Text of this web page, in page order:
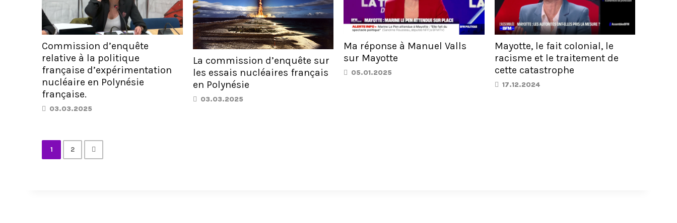
Commission d’enquête
relative à la politique
française d’expérimentation
nucléaire en Polynésie
française.
03.03.2025
La commission d’enquête sur
les essais nucléaires français
en Polynésie
03.03.2025
Ma réponse à Manuel Valls
sur Mayotte
05.01.2025
Mayotte, le fait colonial, le
racisme et le traitement de
cette catastrophe
17.12.2024
1 2